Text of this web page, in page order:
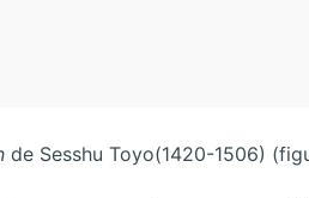
de Sesshu Toyo(1420-1506)